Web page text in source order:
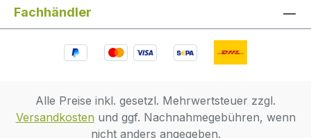
Fachhändler
Alle Preise inkl. gesetzl. Mehrwertsteuer zzgl.
Versandkostenund ggf. Nachnahmegebühren, wenn
nicht anders angegeben.